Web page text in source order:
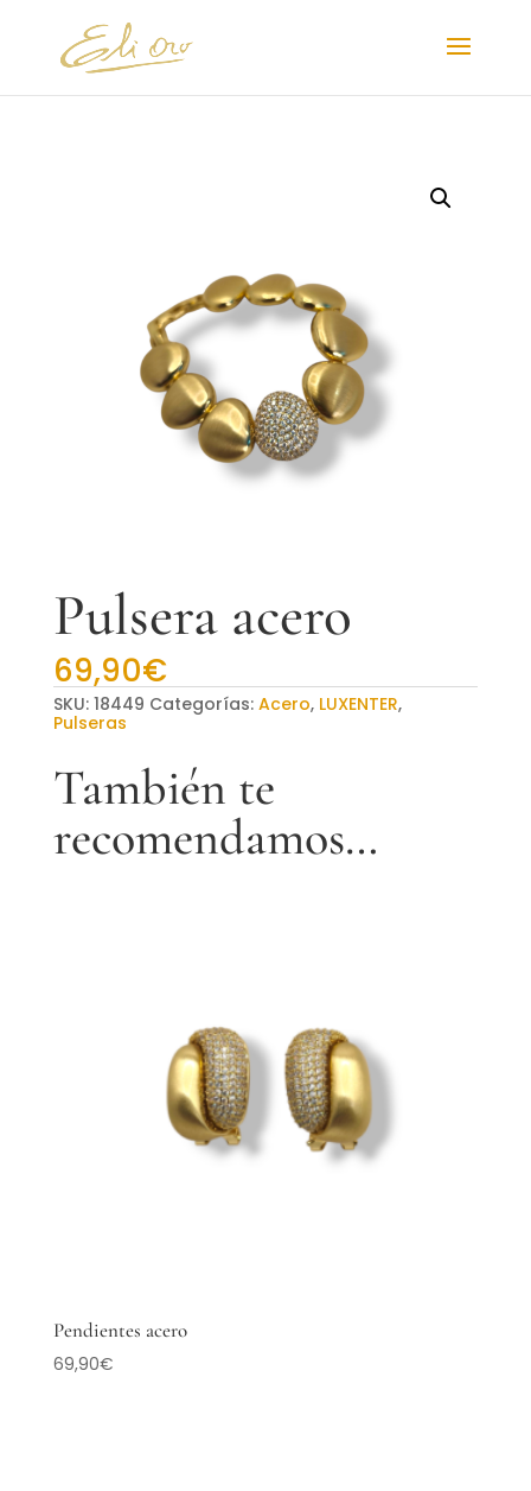
Pulsera acero
69,90€
SKU: 18449 Categorías: Acero, LUXENTER,
Pulseras
También te
recomendamos…
Pendientes acero
69,90€